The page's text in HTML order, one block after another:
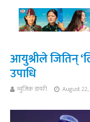
आयुश्रीले जितिन्
उपाधि
म्युजिक डायरी August